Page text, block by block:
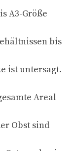
A3-Größe
bis
ist untersagt.
Areal
Obst sind